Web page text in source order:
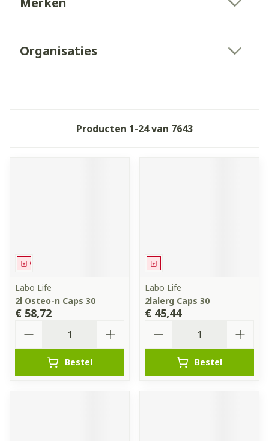
Organisaties
Producten 1-24van 7643
Geneesmiddel
Labo Life
2l Osteo-n Caps 30
€ 58,72
Bestel
Geneesmiddel
Labo Life
2lalerg Caps 30
€ 45,44
Bestel